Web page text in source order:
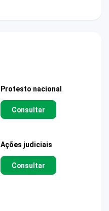
Protesto nacional
Consultar
Ações judiciais
Consultar